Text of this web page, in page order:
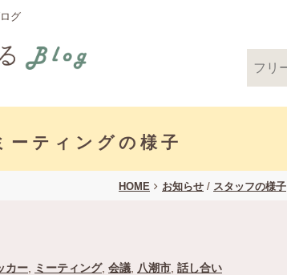
グ
ーティングの様子
HOME お知らせ / スタッフの様子
カー ミーティング, 会議 八潮市 話し合い